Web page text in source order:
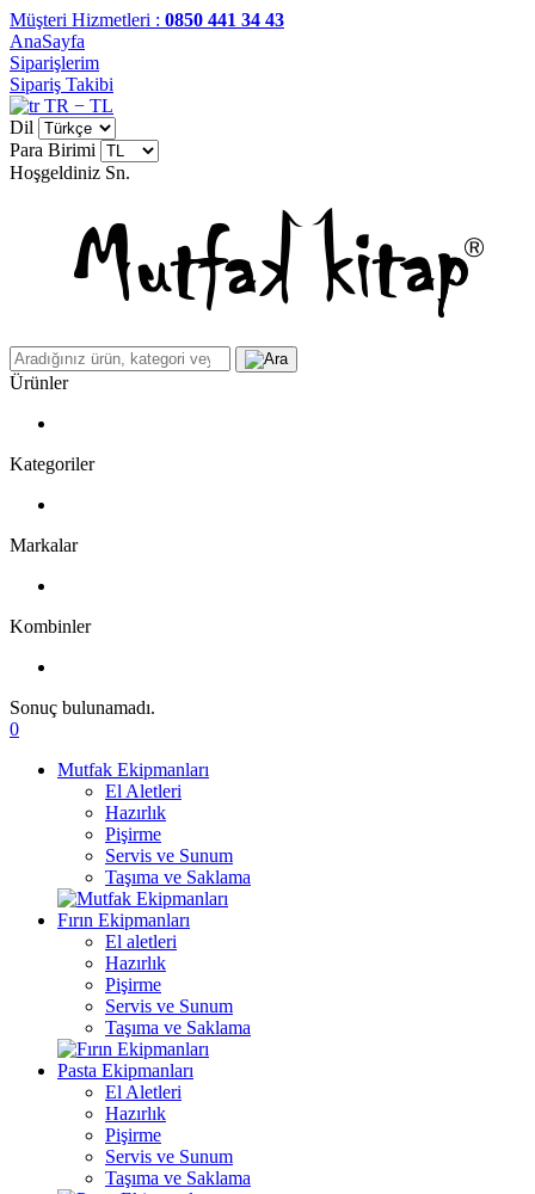
Müşteri Hizmetleri : 0850 441 34 43
AnaSayfa
Siparişlerim
Sipariş Takibi
TR − TL
Dil
Para Birimi
Hoşgeldiniz Sn.
Ürünler
Kategoriler
Markalar
Kombinler
Sonuç bulunamadı.
0
Mutfak Ekipmanları
El Aletleri
Hazırlık
Pişirme
Servis ve Sunum
Taşıma ve Saklama
Fırın Ekipmanları
El aletleri
Hazırlık
Pişirme
Servis ve Sunum
Taşıma ve Saklama
Pasta Ekipmanları
El Aletleri
Hazırlık
Pişirme
Servis ve Sunum
Taşıma ve Saklama